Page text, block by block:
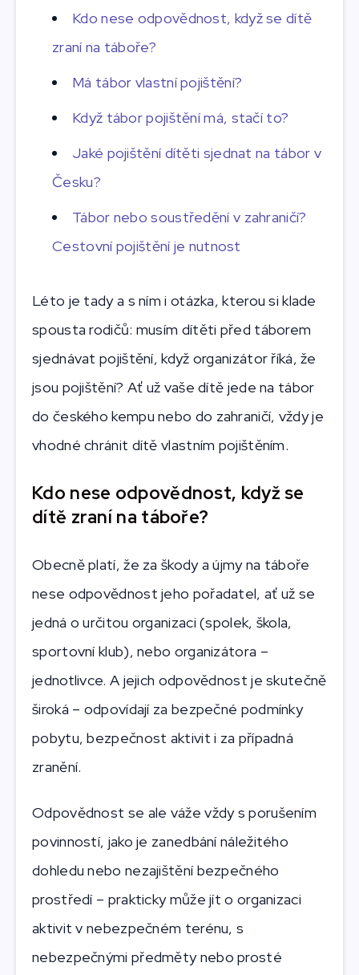
Kdo nese odpovědnost, když se dítě
zraní na táboře?
Má tábor vlastní pojištění?
Když tábor pojištění má, stačí to?
Jaké pojištění dítěti sjednat na tábor v
Česku?
Tábor nebo soustředění v zahraničí?
Cestovní pojištění je nutnost
Léto je tady a s ním i otázka, kterou si klade
spousta rodičů: musím dítěti před táborem
sjednávat pojištění, když organizátor říká, že
jsou pojištění? Ať už vaše dítě jede na tábor
do českého kempu nebo do zahraničí, vždy je
vhodné chránit dítě vlastním pojištěním.
Kdo nese odpovědnost, když se
dítě zraní na táboře?
Obecně platí, že za škody a újmy na táboře
nese odpovědnost jeho pořadatel, ať už se
jedná o určitou organizaci (spolek, škola,
sportovní klub), nebo organizátora –
jednotlivce. A jejich odpovědnost je skutečně
široká – odpovídají za bezpečné podmínky
pobytu, bezpečnost aktivit i za případná
zranění.
Odpovědnost se ale váže vždy s porušením
povinností, jako je zanedbání náležitého
dohledu nebo nezajištění bezpečného
prostředí – prakticky může jít o organizaci
aktivit v nebezpečném terénu, s
nebezpečnými předměty nebo prosté